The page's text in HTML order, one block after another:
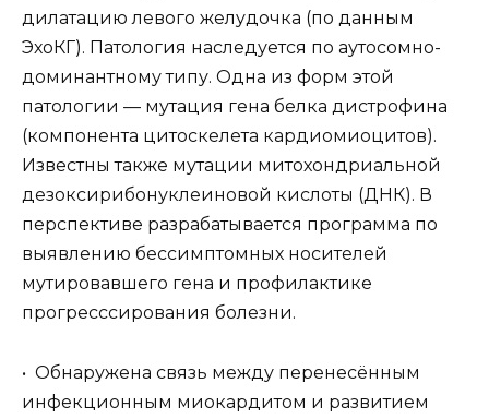
дилатацию левого желудочка (по данным
ЭхоКГ). Патология наследуется по аутосомно-
доминантному типу. Одна из форм этой
патологии — мутация гена белка дистрофина
(компонента цитоскелета кардиомиоцитов).
Известны также мутации митохондриальной
дезоксирибонуклеиновой кислоты (ДНК). В
перспективе разрабатывается программа по
выявлению бессимптомных носителей
мутировавшего гена и профилактике
прогресссирования болезни.
• Обнаружена связь между перенесённым
инфекционным миокардитом и развитием